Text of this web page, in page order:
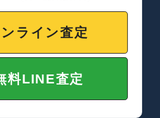
ライン査定
料LINE査定